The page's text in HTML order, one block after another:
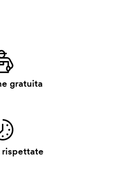
gratuita
rispettate